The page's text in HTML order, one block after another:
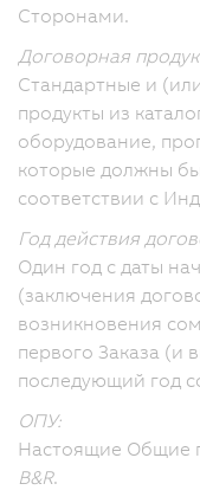
Сторонами.
Договорная
Стандартные и
продукты из
оборудование,
которые должны
соответствии с
Год действия
Один год с даты
(заключения
возникновения
первого Заказа (и
последующий год
ОПУ:
Настоящие Общие
B&R.